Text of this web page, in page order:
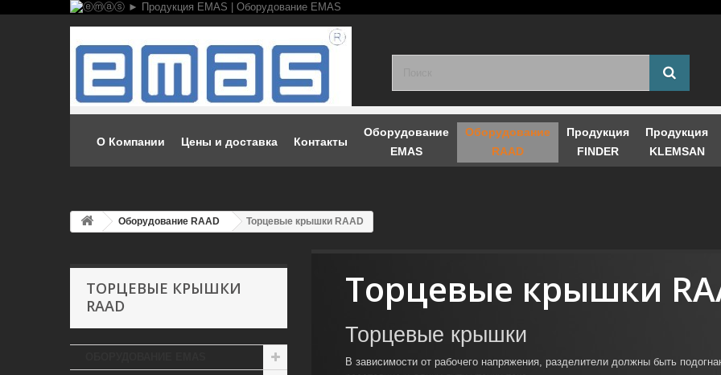
О Компании Цены и доставка Контакты
Оборудование
EMAS
Оборудование
RAAD
Продукция
FINDER
Продукция
KLEMSAN
Оборудование RAAD Торцевые крышки RAAD
ТОРЦЕВЫЕ КРЫШКИ
RAAD
Торцевые крышки
Торцевые крышки
В зависимости от рабочего напряжения, разделители должны быть